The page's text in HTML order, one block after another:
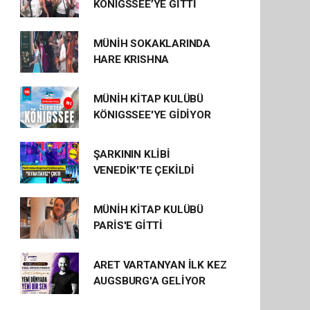
KÖNIGSSEE’YE GİTTİ
MÜNİH SOKAKLARINDA
HARE KRISHNA
MÜNİH KİTAP KULÜBÜ
KÖNIGSSEE'YE GİDİYOR
ŞARKININ KLİBİ
VENEDİK'TE ÇEKİLDİ
MÜNİH KİTAP KULÜBÜ
PARİS'E GİTTİ
ARET VARTANYAN İLK KEZ
AUGSBURG'A GELİYOR